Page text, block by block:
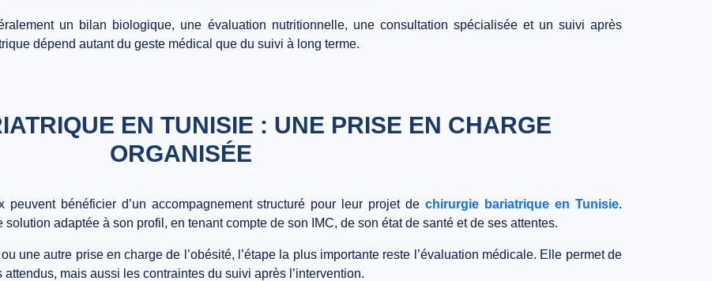
un bilan biologique, une évaluation nutritionnelle, une consultation spécialisée et un suivi après
dépend autant du geste médical que du suivi à long terme.
EN TUNISIE : UNE PRISE EN CHARGE
ORGANISÉE
peuvent bénéficier d’un accompagnement structuré pour leur projet dechirurgie bariatrique en Tunisie.
solution adaptée à son profil, en tenant compte de son IMC, de son état de santé et de ses attentes.
une autre prise en charge de l’obésité, l’étape la plus importante reste l’évaluation médicale. Elle permet de
mais aussi les contraintes du suivi après l’intervention.